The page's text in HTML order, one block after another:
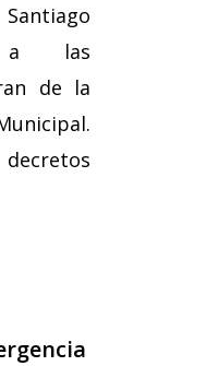
a las
de la
decretos